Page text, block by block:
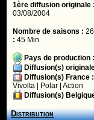
1ère diffusion originale :
03/08/2004
Nombre de saisons : 26
: 45 Min
Pays de production :
Diffusion(s)
Diffusion(s) France :
Vivolta
Polar |Action
Diffusion(s)
Distribution